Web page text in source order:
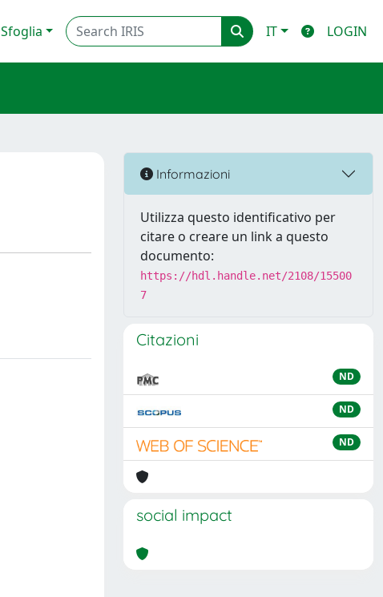
Sfoglia IT LOGIN
Informazioni
Utilizza questo identificativo per
citare o creare un link a questo
documento:
https://hdl.handle.net/2108/15500
7
Citazioni
ND
ND
ND
social impact